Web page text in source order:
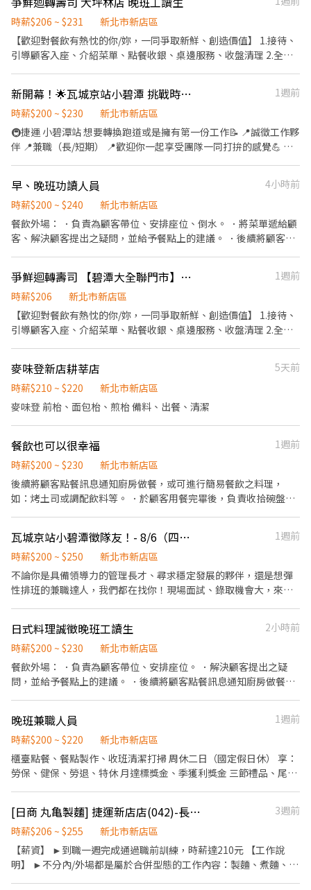
時薪$206 ~ $231
新北市新店區
【歡迎對餐飲有熱忱的你/妳，一同爭取新鮮、創造價值】 1.接待、
引導顧客入座、介紹菜單、點餐收銀、桌邊服務、收盤清理 2.全方
新開幕！🌟瓦城京站小碧潭 挑戰時薪$230⬆️ 外場兼職 ❗️打工首選❗️
1週前
時薪$200 ~ $230
新北市新店區
🚇捷運 小碧潭站 想要轉換跑道或是擁有第一份工作📝 📍誠徵工作夥
伴 📍兼職（長/短期） 📍歡迎你一起享受團隊一同打拚的感覺💪 We
顧客，提供優質的服務體驗。 2、積極瞭解顧客需求，並提供即時
的服務。 3、專業介紹餐點，同時善於銷售。 我們還有超多好福利
⬇️ 🌟國定假日雙倍薪 ☀️彈性排班制 例如： 平日1700下課 可以安排
上1830的上班時段 ✅特色福利 🥤自製員工茶 🍱提供午/晚的員工餐
💰
早、晚班功讀人員
4小時前
時薪$200 ~ $240
新北市新店區
餐飲外場： ．負責為顧客帶位、安排座位、倒水。 ．將菜單遞給顧
客、解決顧客提出之疑問，並給予餐點上的建議。 ．後續將顧客點
內場： ．擔任廚師的助手，處理烹飪前與烹飪中之準備工作與其他
餐廳相關事務。 ．負責洗、剝、削、切各種食材。 ．負責清理工作
環境、設備和餐具。 ．準備不同餐點所需要的食材。 ．協助測量食
材的容量與重量。 ．負責擺盤、打包外帶服務。
爭鮮迴轉壽司 【碧潭大全聯門市】晚班工讀生 假日工讀生 外場/內場輪調 彈性排班
1週前
時薪$206
新北市新店區
【歡迎對餐飲有熱忱的你/妳，一同爭取新鮮、創造價值】 1.接待、
引導顧客入座、介紹菜單、點餐收銀、桌邊服務、收盤清理 2.全方
麥味登新店耕莘店
5天前
時薪$210 ~ $220
新北市新店區
麥味登 前枱、面包枱、煎枱 備料、出餐、清潔
餐飲也可以很幸福
1週前
時薪$200 ~ $230
新北市新店區
後續將顧客點餐訊息通知廚房做餐，或可進行簡易餐飲之料理，
如：烤土司或調配飲料等。 ．於顧客用餐完畢後，負責收拾碗盤與
責洗、剝、削、切各種食材。 ．負責清理工作環境、設備和餐具。
．準備不同餐點所需要的食材。 ．協助測量食材的容量與重量。 ．
負責擺盤、打包外帶服務。
瓦城京站小碧潭徵隊友！- 8/6（四）現場徵才招募
1週前
時薪$200 ~ $250
新北市新店區
不論你是具備領導力的管理長才、尋求穩定發展的夥伴，還是想彈
性排班的兼職達人，我們都在找你！現場面試、錄取機會大，來就
前往現場) ● 場次時間地點 時間：8/6 (四) 14:00 ~ 17:00 地點：瓦
城-誠品新店店（誠品裕隆城3F) 【專屬好禮】 只要於上述時段前來
現場面試，即可獲得精美小禮物一份！ 【準備建議】 建議事先準備
好個人履歷，方便現場主管更快了解您的經驗。 我們在新店等候你
日式料理誠徵晚班工讀生
2小時前
時薪$200 ~ $230
新北市新店區
餐飲外場： ．負責為顧客帶位、安排座位。 ．解決顧客提出之疑
問，並給予餐點上的建議。 ．後續將顧客點餐訊息通知廚房做餐。
他餐廳相關事務。 ．負責洗、剝、削、切各種食材。 ．負責清理工
作環境、設備和餐具。 ．準備不同餐點所需要的食材。 ．協助測量
食材的容量與重量。 ．負責擺盤、打包外帶服務。
晚班兼職人員
1週前
時薪$200 ~ $220
新北市新店區
櫃臺點餐、餐點製作、收班清潔打掃 周休二日（國定假日休） 享：
勞保、健保、勞退、特休 月達標獎金、季獲利獎金 三節禮品、尾
[日商 丸亀製麵] 捷運新店店(042)-長期兼職人員/廚助/工讀生(彈性排班)
3週前
時薪$206 ~ $255
新北市新店區
【薪資】 ►到職一週完成通過職前訓練，時薪達210元 【工作說
明】 ►不分內/外場都是屬於合併型態的工作內容：製麵、煮麵、製